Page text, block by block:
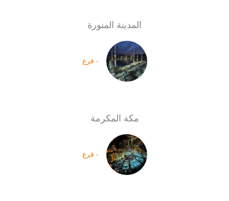
المدينة المنورة
- فرع
مكة المكرمة
- فرع